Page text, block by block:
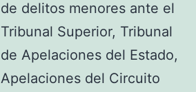
de delitos menores ante el
Tribunal Superior, Tribunal
de Apelaciones del Estado,
Apelaciones del Circuito